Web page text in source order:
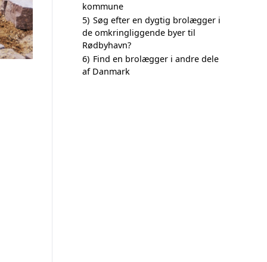
kommune
5) Søg efter en dygtig brolægger i
de omkringliggende byer til
Rødbyhavn?
6) Find en brolægger i andre dele
af Danmark